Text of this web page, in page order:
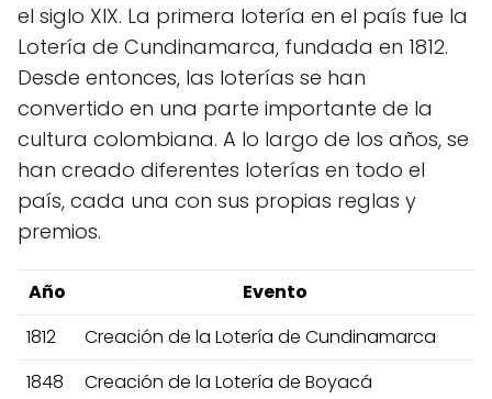
el siglo XIX. La primera lotería en el país fue la
Lotería de Cundinamarca, fundada en 1812.
Desde entonces, las loterías se han
convertido en una parte importante de la
cultura colombiana. A lo largo de los años, se
han creado diferentes loterías en todo el
país, cada una con sus propias reglas y
premios.
Año
Evento
1812
Creación de la Lotería de Cundinamarca
1848
Creación de la Lotería de Boyacá